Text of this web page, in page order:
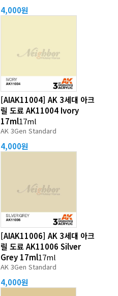
4,000원
[AIAK11004] AK 3세대 아크
릴 도료 AK11004 Ivory
17ml17ml
AK 3Gen Standard
4,000원
[AIAK11006] AK 3세대 아크
릴 도료 AK11006 Silver
Grey 17ml17ml
AK 3Gen Standard
4,000원